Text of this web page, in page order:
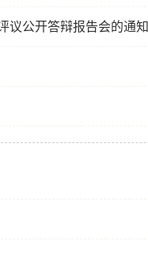
议公开答辩报告会的通知